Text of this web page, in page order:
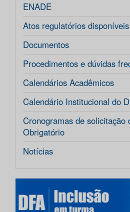
ENADE
Atos regulatórios disponíveis
Documentos
Procedimentos e dúvidas
Calendários Acadêmicos
Calendário Institucional do
Cronogramas de solicitação
Obrigatório
Notícias